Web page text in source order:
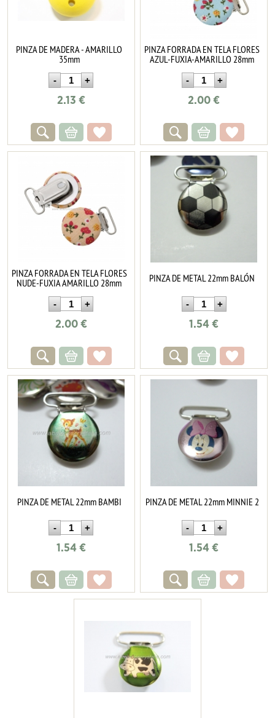
PINZA DE MADERA - AMARILLO
35mm
2.13 €
PINZA FORRADA EN TELA FLORES
AZUL-FUXIA-AMARILLO 28mm
2.00 €
PINZA FORRADA EN TELA FLORES
NUDE-FUXIA AMARILLO 28mm
2.00€
PINZA DE METAL 22mm BALÓN
1.54 €
PINZA DE METAL 22mm BAMBI
1.54€
PINZA DE METAL 22mm MINNIE 2
1.54 €